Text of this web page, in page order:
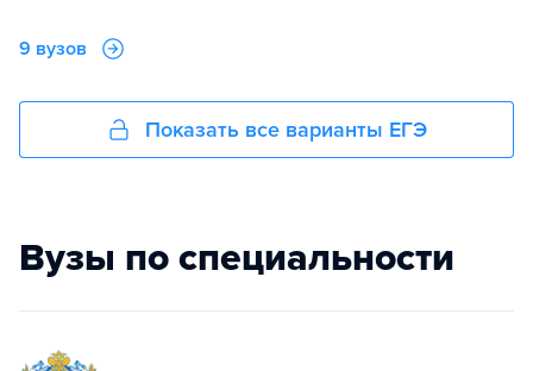
9 вузов
Показать все варианты ЕГЭ
Вузы по специальности